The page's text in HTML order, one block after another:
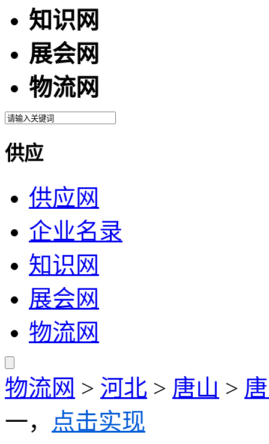
知识网
展会网
物流网
供应
供应网
企业名录
知识网
展会网
物流网
物流网 > 河北 > 唐山 >
一， 点击实现